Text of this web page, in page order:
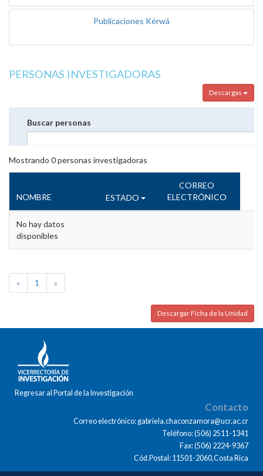
Publicaciones Kérwá
PERSONAS INVESTIGADORAS
Descargas
Buscar personas
Mostrando 0personas investigadoras
NOMBRE ESTADO
CORREO
ELECTRÓNICO
No hay datos
disponibles
« 1 »
Descargar Ficha de la Unidad
Regresar al Portal de la Investigación
Contacto
Correo electrónico: gabriela.chaconzamora@ucr.ac.cr
Teléfono: (506) 2511-1341
Fax: (506) 2224-9367
Cód.Postal: 11501-2060,Costa Rica